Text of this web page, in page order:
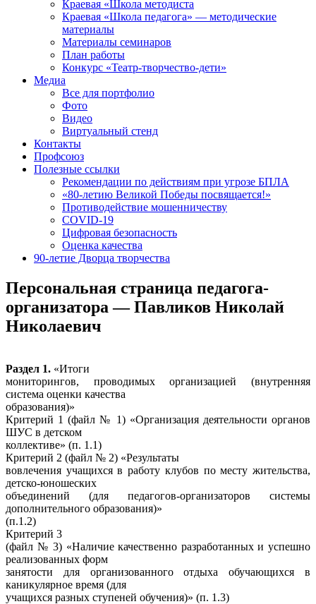
Краевая «Школа методиста
Краевая «Школа педагога» — методические
материалы
Материалы семинаров
План работы
Конкурс «Театр-творчество-дети»
Медиа
Все для портфолио
Фото
Видео
Виртуальный стенд
Контакты
Профсоюз
Полезные ссылки
Рекомендации по действиям при угрозе БПЛА
«80-летию Великой Победы посвящается!»
Противодействие мошенничеству
COVID-19
Цифровая безопасность
Оценка качества
90-летие Дворца творчества
Персональная страница педагога-
организатора — Павликов Николай
Николаевич
Раздел 1. «Итоги
мониторингов, проводимых организацией (внутренняя
система оценки качества
образования)»
Критерий 1 (файл № 1) «Организация деятельности органов
ШУС в детском
коллективе» (п. 1.1)
Критерий 2 (файл № 2) «Результаты
вовлечения учащихся в работу клубов по месту жительства,
детско-юношеских
объединений (для педагогов-организаторов системы
дополнительного образования)»
(п.1.2)
Критерий 3
(файл № 3) «Наличие качественно разработанных и успешно
реализованных форм
занятости для организованного отдыха обучающихся в
каникулярное время (для
учащихся разных ступеней обучения)» (п. 1.3)